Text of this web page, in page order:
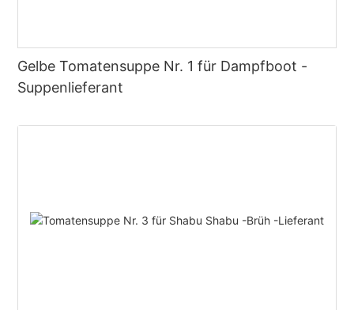
Gelbe Tomatensuppe Nr. 1 für Dampfboot -
Suppenlieferant